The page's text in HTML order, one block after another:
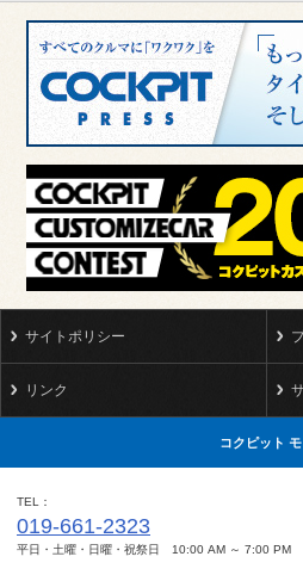
サイトポリシー
リンク
コクピット
TEL
019-661-2323
平日・土曜・日曜・祝祭日 10:00 AM ～ 7:00 PM